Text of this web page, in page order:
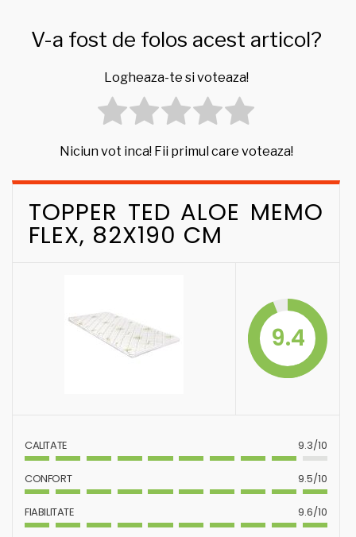
V-a fost de folos acest articol?
Logheaza-te si voteaza!
Niciun vot inca! Fii primul care voteaza!
TOPPER TED ALOE MEMO
FLEX, 82X190 CM
9.4
CALITATE 9.3/10
CONFORT 9.5/10
FIABILITATE 9.6/10